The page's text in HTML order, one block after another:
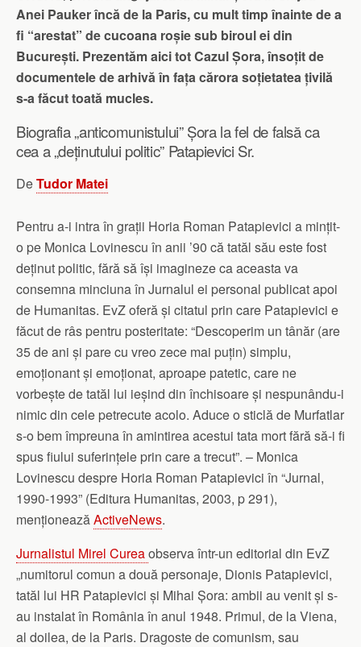
Anei Pauker încă de la Paris, cu mult timp înainte de a
fi “arestat” de cucoana roșie sub biroul ei din
București. Prezentăm aici tot Cazul Șora, însoțit de
documentele de arhivă în fața cărora soțietatea țivilă
s-a făcut toată mucles.
Biografia „anticomunistului” Șora la fel de falsă ca
cea a „deținutului politic” Patapievici Sr.
DeTudor Matei
Pentru a-i intra în grații Horia Roman Patapievici a mințit-
o pe Monica Lovinescu în anii ’90 că tatăl său este fost
deținut politic, fără să își imagineze ca aceasta va
consemna minciuna în Jurnalul ei personal publicat apoi
de Humanitas. EvZ oferă și citatul prin care Patapievici e
făcut de râs pentru posteritate: “Descoperim un tânăr (are
35 de ani și pare cu vreo zece mai puțin) simplu,
emoționant și emoționat, aproape patetic, care ne
vorbește de tatăl lui ieșind din închisoare și nespunându-i
nimic din cele petrecute acolo. Aduce o sticlă de Murfatlar
s-o bem împreuna în amintirea acestui tata mort fără să-i fi
spus fiului suferințele prin care a trecut”. – Monica
Lovinescu despre Horia Roman Patapievici în “Jurnal,
1990-1993” (Editura Humanitas, 2003, p 291),
menționeazăActiveNews.
Jurnalistul Mirel Cureaobserva într-un editorial din EvZ
„numitorul comun a două personaje, Dionis Patapievici,
tatăl lui HR Patapievici și Mihai Șora: ambii au venit și s-
au instalat în România în anul 1948. Primul, de la Viena,
al doilea, de la Paris. Dragoste de comunism, sau